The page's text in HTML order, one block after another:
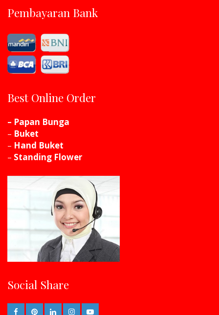
Pembayaran Bank
Best Online Order
– Papan Bunga
– Buket
– Hand Buket
– Standing Flower
Social Share